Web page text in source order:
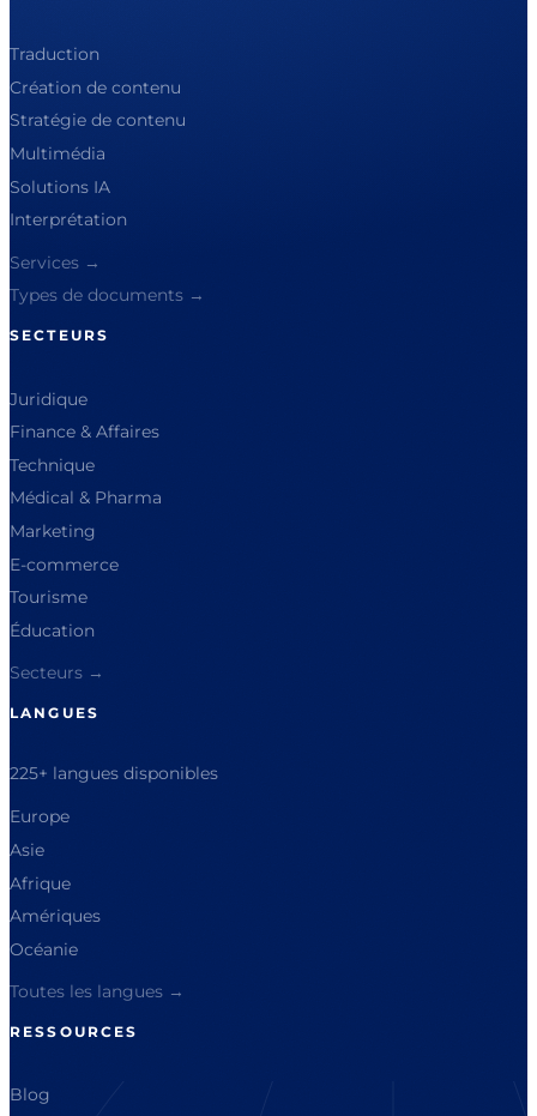
Traduction
Création de contenu
Stratégie de contenu
Multimédia
Solutions IA
Interprétation
Services →
Types de documents →
SECTEURS
Juridique
Finance & Affaires
Technique
Médical & Pharma
Marketing
E-commerce
Tourisme
Éducation
Secteurs →
LANGUES
225+ langues disponibles
Europe
Asie
Afrique
Amériques
Océanie
Toutes les langues →
RESSOURCES
Blog